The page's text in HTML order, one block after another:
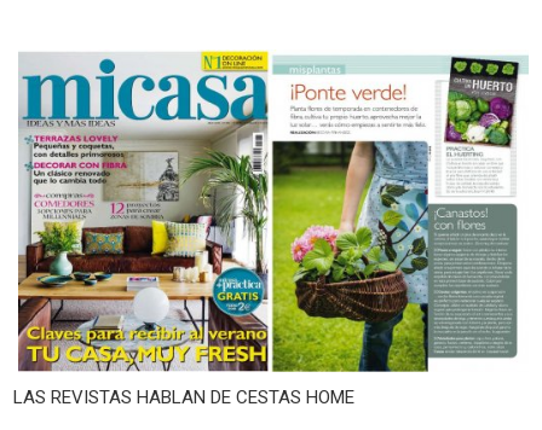
LAS REVISTAS HABLAN DE CESTAS HOME